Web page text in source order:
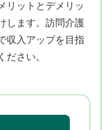
リットとデメリッ
します。訪問介護
収入アップを目指
さい。